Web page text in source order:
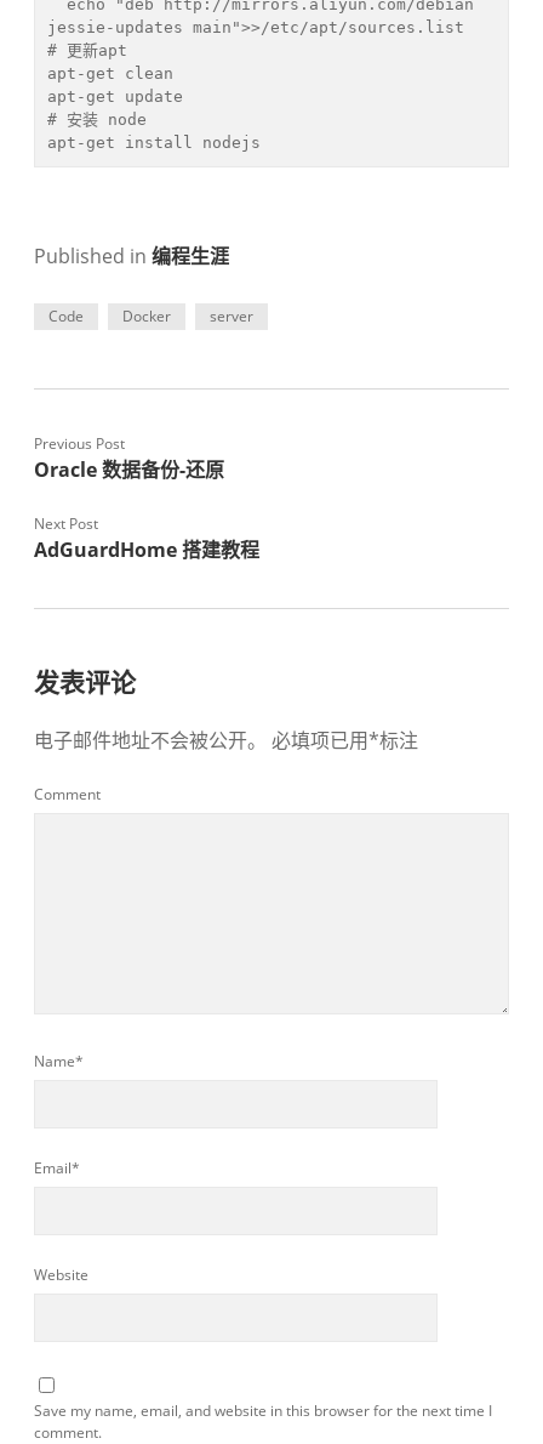
jessie-updates main">>/etc/apt/sources.list
# 更新apt
apt-get clean
apt-get update
# 安装 node
apt-get install nodejs
Published in 编程生涯
Code Docker server
Previous Post
Oracle 数据备份-还原
Next Post
AdGuardHome 搭建教程
发表评论
电子邮件地址不会被公开。 必填项已用*标注
Comment
Name*
Email*
Website
Save my name, email, and website in this browser for the next time I
comment.